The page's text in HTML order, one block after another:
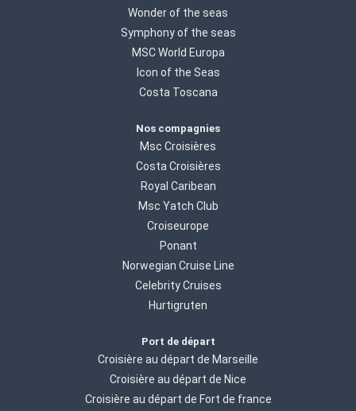
Wonder of the seas
Symphony of the seas
MSC World Europa
Icon of the Seas
Costa Toscana
Nos compagnies
Msc Croisières
Costa Croisières
Royal Caribean
Msc Yatch Club
Croiseurope
Ponant
Norwegian Cruise Line
Celebrity Cruises
Hurtigruten
Port de départ
Croisière au départ de Marseille
Croisière au départ de Nice
Croisière au départ de Fort de france